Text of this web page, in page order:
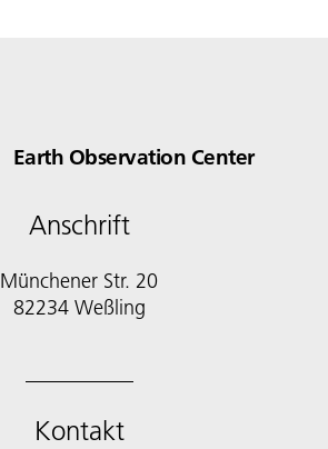
Earth Observation Center
Anschrift
Münchener Str. 20
Kontakt